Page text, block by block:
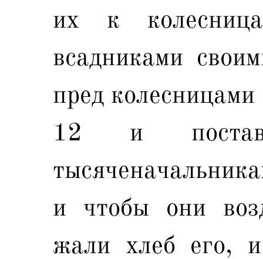
их к
всадниками
пред колесницами
12 и
и чтобы они
жали хлеб его,